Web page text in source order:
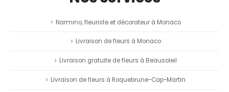
Narmino, fleuriste et décorateur à Monaco
Livraison de fleurs à Monaco
Livraison gratuite de fleurs à Beausoleil
Livraison de fleurs à Roquebrune-Cap-Martin